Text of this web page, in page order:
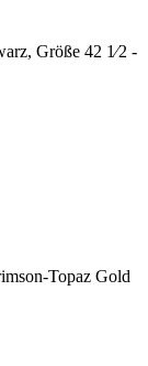
Größe 42 1⁄2 -
Topaz Gold